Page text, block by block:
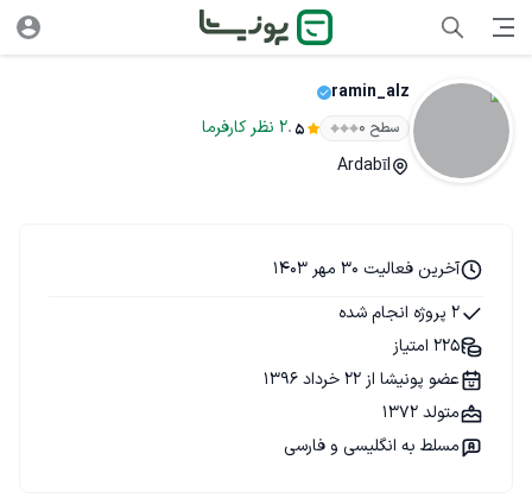
ramin_alz
سطح ۰ 5
.
2 نظر کارفرما
Ardabīl
آخرین فعالیت 30 مهر 1403
2 پروژه انجام شده
225 امتیاز
عضو پونیشا از 22 خرداد 1396
متولد 1372
مسلط به انگلیسی و فارسی